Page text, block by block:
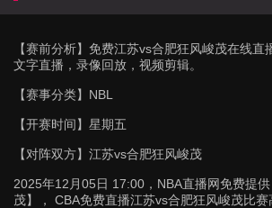
【赛前分析】 免费江苏vs合肥狂风峻茂在线直
文字直播，录像回放，视频剪辑。
【赛事分类】 NBL
【开赛时间】 星期五
【对阵双方】 江苏vs合肥狂风峻茂
2025年12月05日 17:00，NBA直播网免费提
茂】， CBA免费直播江苏vs合肥狂风峻茂比